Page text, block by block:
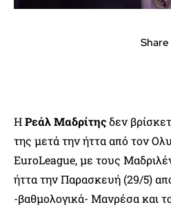
Share
ΗΡεάλ Μαδρίτηςδεν
της μετά την ήττα από τον
EuroLeague, με τους
ήττα την Παρασκευή (29/5)
-βαθμολογικά- Μανρέσα και